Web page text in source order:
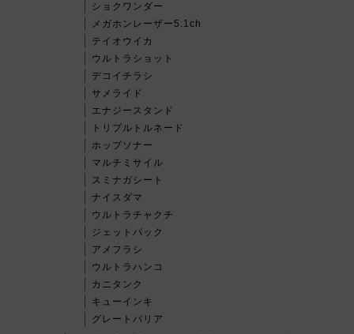
ショクワンダー
メガホンレーザー5.1ch
テイオウイカ
ウルトラショット
デコイチラシ
サメライド
エナジースタンド
トリプルトルネード
ホップソナー
マルチミサイル
スミナガシート
ナイスダマ
ウルトラチャクチ
ジェットパック
アメフラシ
ウルトラハンコ
カニタンク
キューインキ
グレートバリア